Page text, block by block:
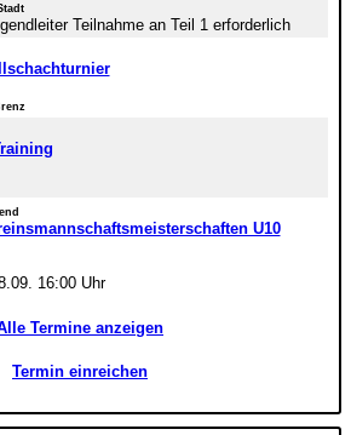
Teilnahme an Teil 1 erforderlich
U10
16:00 Uhr
Termine anzeigen
Termin einreichen